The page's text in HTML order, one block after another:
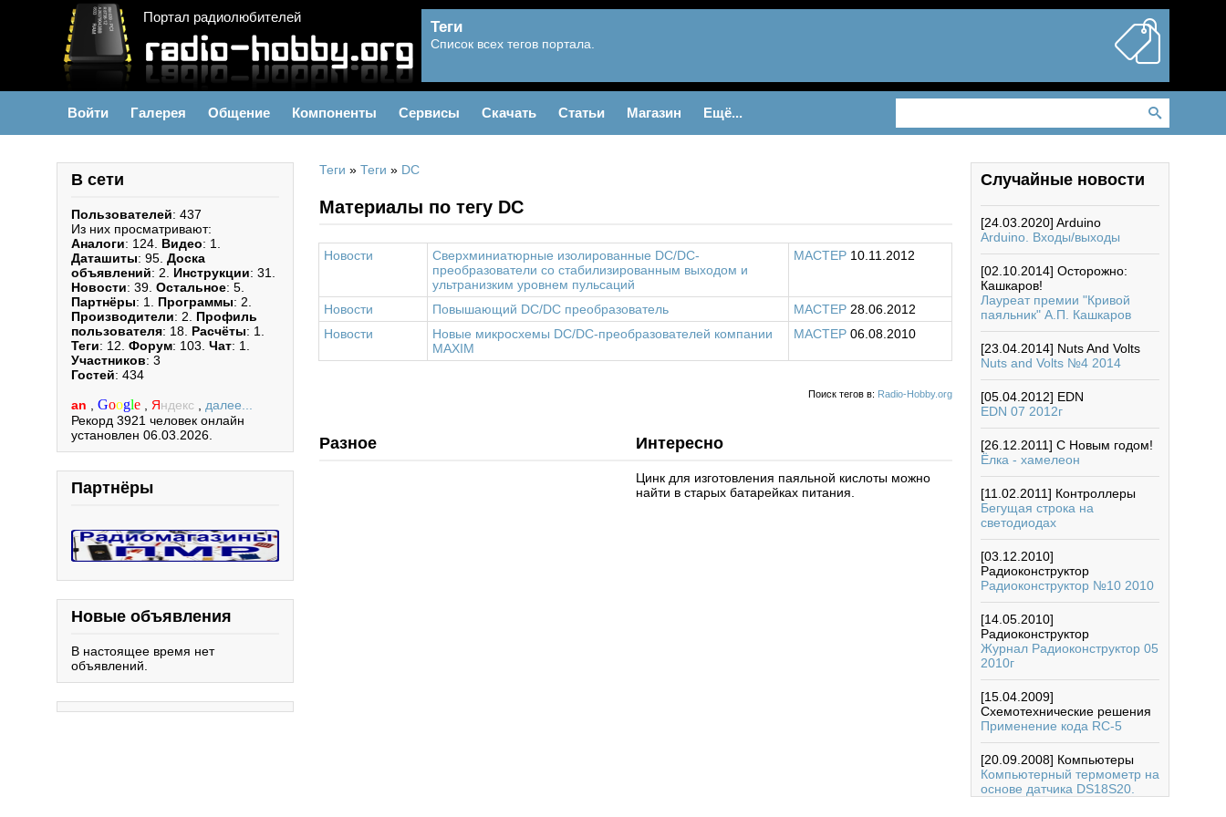
Портал радиолюбителей
Теги
Список всех тегов портала.
Войти Галерея Общение Компоненты Сервисы Скачать Статьи Магазин Ещё...
В сети
Пользователей: 437
Из них просматривают:
Аналоги: 124. Видео: 1.
Даташиты: 95. Доска
объявлений: 2. Инструкции: 31.
Новости: 39. Остальное: 5.
Партнёры: 1. Программы: 2.
Производители: 2. Профиль
пользователя: 18. Расчёты: 1.
Теги: 12. Форум: 103. Чат: 1.
Участников: 3
Гостей: 434
an Google Яндекс
далее...
Рекорд 3921 человек онлайн
установлен 06.03.2026.
Партнёры
Новые объявления
В настоящее время нет
объявлений.
Теги » Теги » DC
Материалы по тегу DC
Новости
Сверхминиатюрные изолированные DC/DC-
преобразователи со стабилизированным выходом и
ультранизким уровнем пульсаций
MACTEP 10.11.2012
Новости Повышающий DC/DC преобразователь MACTEP 28.06.2012
Новости
Новые микросхемы DC/DC-преобразователей компании
MAXIM
MACTEP 06.08.2010
Поиск тегов в: Radio-Hobby.org
Разное Интересно
Цинк для изготовления паяльной кислоты можно
найти в старых батарейках питания.
Случайные новости
[24.03.2020] Arduino
Arduino. Входы/выходы
[02.10.2014] Осторожно:
Кашкаров!
Лауреат премии "Кривой
паяльник" А.П. Кашкаров
[23.04.2014] Nuts And Volts
Nuts and Volts №4 2014
[05.04.2012] EDN
EDN 07 2012г
[26.12.2011] С Новым годом!
Ёлка - хамелеон
[11.02.2011] Контроллеры
Бегущая строка на
светодиодах
[03.12.2010]
Радиоконструктор
Радиоконструктор №10 2010
[14.05.2010]
Радиоконструктор
Журнал Радиоконструктор 05
2010г
[15.04.2009]
Схемотехнические решения
Применение кода RC-5
[20.09.2008] Компьютеры
Компьютерный термометр на
основе датчика DS18S20.